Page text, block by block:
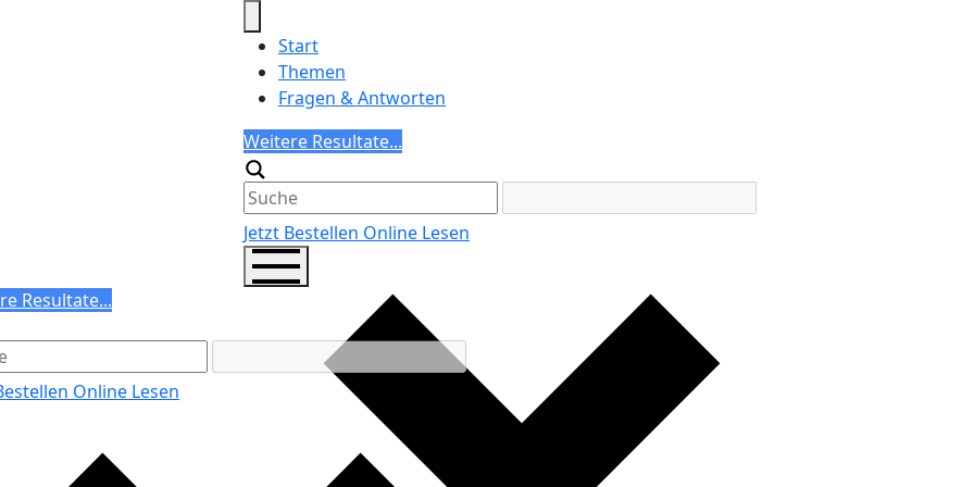
Start
Themen
Fragen & Antworten
Search
Weitere Resultate...
Generic filters
Jetzt Bestellen Online Lesen
Resultate...
filters
Online Lesen